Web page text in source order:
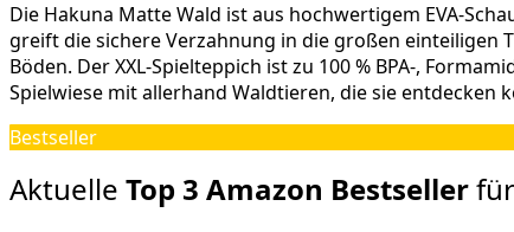
Die Hakuna Matte Wald ist aus hochwertigem EVA-
greift die sichere Verzahnung in die großen einteiligen
Böden. Der XXL-Spielteppich ist zu 100 % BPA-,
Spielwiese mit allerhand Waldtieren, die sie entdecken
Bestseller
Aktuelle Top 3 Amazon Bestseller